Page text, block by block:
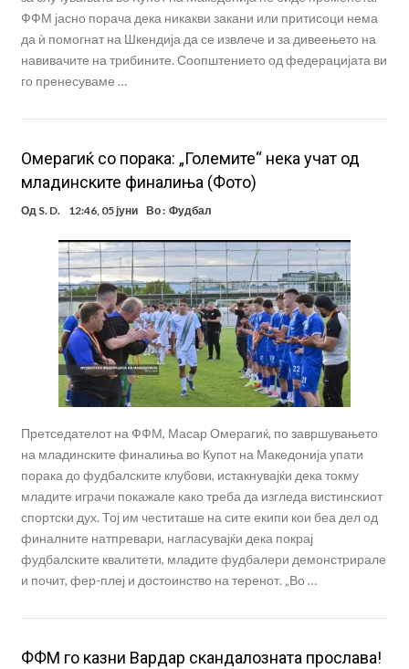
ФФМ јасно порача дека никакви закани или притисоци нема
да ѝ помогнат на Шкендија да се извлече и за дивеењето на
навивачите на трибините. Соопштението од федерацијата ви
го пренесуваме …
Омерагиќ со порака: „Големите“ нека учат од
младинските финалиња (Фото)
Од S. D. 12:46, 05 јуни Во : Фудбал
Претседателот на ФФМ, Масар Омерагиќ, по завршувањето
на младинските финалиња во Купот на Македонија упати
порака до фудбалските клубови, истакнувајќи дека токму
младите играчи покажале како треба да изгледа вистинскиот
спортски дух. Тој им честиташе на сите екипи кои беа дел од
финалните натпревари, нагласувајќи дека покрај
фудбалските квалитети, младите фудбалери демонстрирале
и почит, фер-плеј и достоинство на теренот. „Во …
ФФМ го казни Вардар скандалозната прослава!